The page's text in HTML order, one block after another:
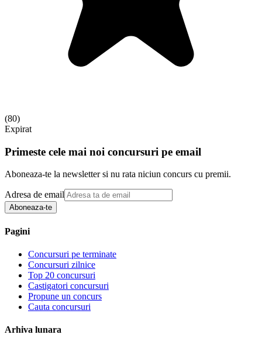
(80)
Expirat
Primeste cele mai noi concursuri pe email
Aboneaza-te la newsletter si nu rata niciun concurs cu premii.
Adresa de email
Aboneaza-te
Pagini
Concursuri pe terminate
Concursuri zilnice
Top 20 concursuri
Castigatori concursuri
Propune un concurs
Cauta concursuri
Arhiva lunara